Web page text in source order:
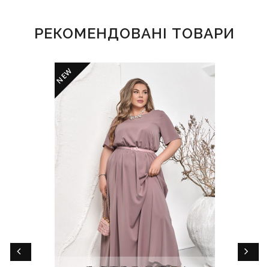
РЕКОМЕНДОВАНІ ТОВАРИ
NEW